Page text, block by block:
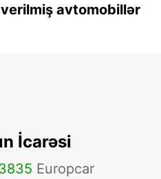
verilmiş avtomobillər
İcarəsi
Europcar